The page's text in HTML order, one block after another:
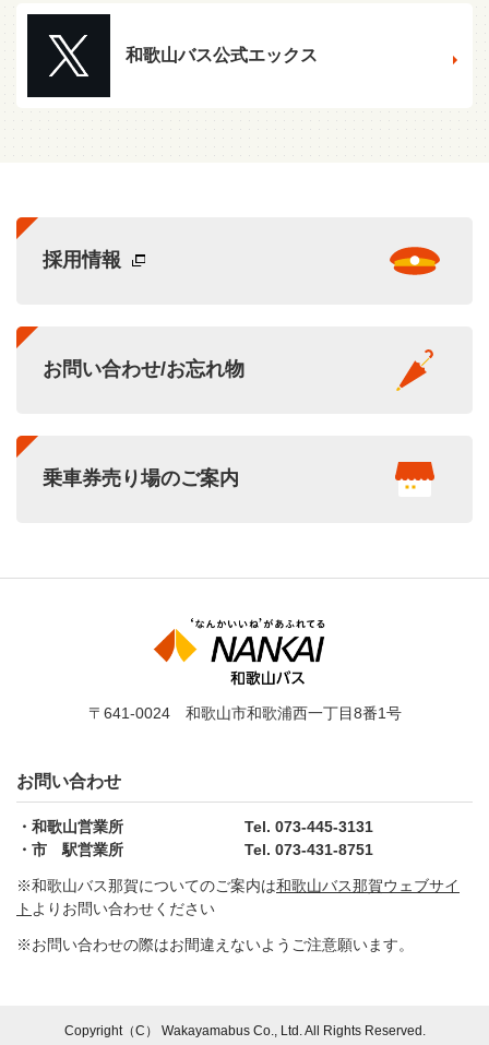
和歌山バス公式エックス
採用情報
お問い合わせ/お忘れ物
乗車券売り場のご案内
〒641-0024 和歌山市和歌浦西一丁目8番1号
お問い合わせ
和歌山営業所
Tel. 073-445-3131
市 駅営業所
Tel. 073-431-8751
※和歌山バス那賀についてのご案内は和歌山バス那賀ウェブサイ
ト よりお問い合わせください
※お問い合わせの際はお間違えないようご注意願います。
Copyright（C） Wakayamabus Co., Ltd. All Rights Reserved.